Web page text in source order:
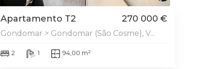
Apartamento T2 270 000 €
Gondomar > Gondomar (São Cosme), V...
2 1 94,00 m²